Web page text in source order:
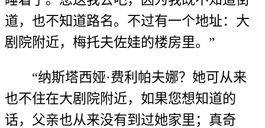
道，也不知道路名。不过有一个地址：大
剧院附近，梅托夫佐娃的楼房里。”
“纳斯塔西娅·费利帕夫娜？她可从来
也不住在大剧院附近，如果您想知道的
话，父亲也从来没有到过她家里；真奇